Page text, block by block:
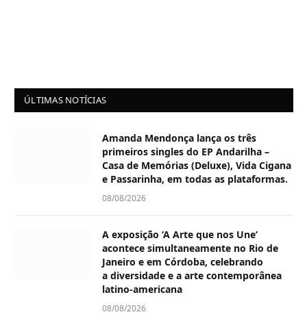
ÚLTIMAS NOTÍCIAS
Amanda Mendonça lança os três
primeiros singles do EP Andarilha –
Casa de Memórias (Deluxe), Vida Cigana
e Passarinha, em todas as plataformas.
08/08/2026
A exposição ‘A Arte que nos Une’
acontece simultaneamente no Rio de
Janeiro e em Córdoba, celebrando
a diversidade e a arte contemporânea
latino-americana
08/08/2026